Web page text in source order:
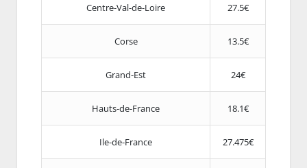
Centre-Val-de-Loire 27.5€
Corse 13.5€
Grand-Est 24€
Hauts-de-France 18.1€
Ile-de-France 27.475€